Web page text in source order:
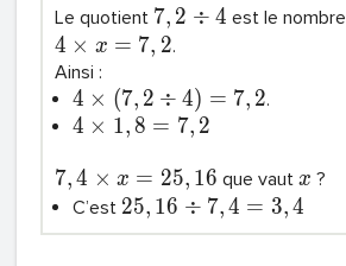
Le quotient 7, 2 ÷ 4 est le nombre
4 × x = 7, 2.
Ainsi :
4 × (7, 2 ÷ 4) = 7, 2.
4 × 1,8 = 7, 2
7,4 × x = 25, 16 que vaut x ?
C’est 25, 16 ÷ 7,4 = 3,4